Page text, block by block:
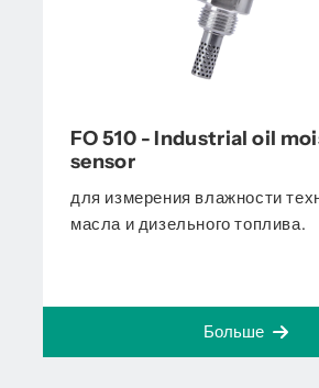
FO 510 - Industrial oil
sensor
для измерения влажности
масла и дизельного топлива.
Больше